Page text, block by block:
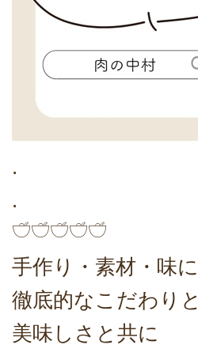
.
.
𓎩𓎩𓎩𓎩𓎩
手作り・素材・味に
徹底的なこだわりと
美味しさと共に